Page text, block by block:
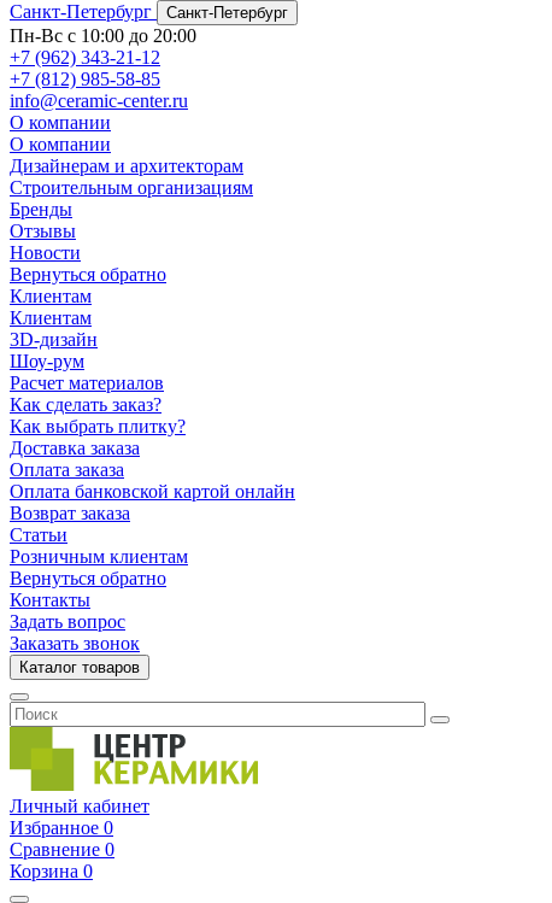
Санкт-Петербург
Санкт-Петербург
Пн-Вс с 10:00 до 20:00
+7 (962) 343-21-12
+7 (812) 985-58-85
info@ceramic-center.ru
О компании
О компании
Дизайнерам и архитекторам
Строительным организациям
Бренды
Отзывы
Новости
Вернуться обратно
Клиентам
Клиентам
3D-дизайн
Шоу-рум
Расчет материалов
Как сделать заказ?
Как выбрать плитку?
Доставка заказа
Оплата заказа
Оплата банковской картой онлайн
Возврат заказа
Статьи
Розничным клиентам
Вернуться обратно
Контакты
Задать вопрос
Заказать звонок
Каталог товаров
Личный кабинет
Избранное 0
Сравнение 0
Корзина 0